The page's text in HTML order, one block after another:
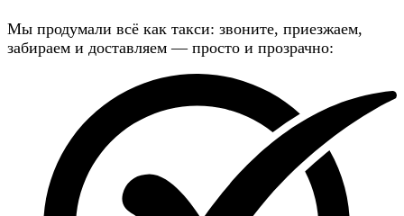
Мы продумали всё как такси: звоните, приезжаем,
забираем и доставляем — просто и прозрачно: